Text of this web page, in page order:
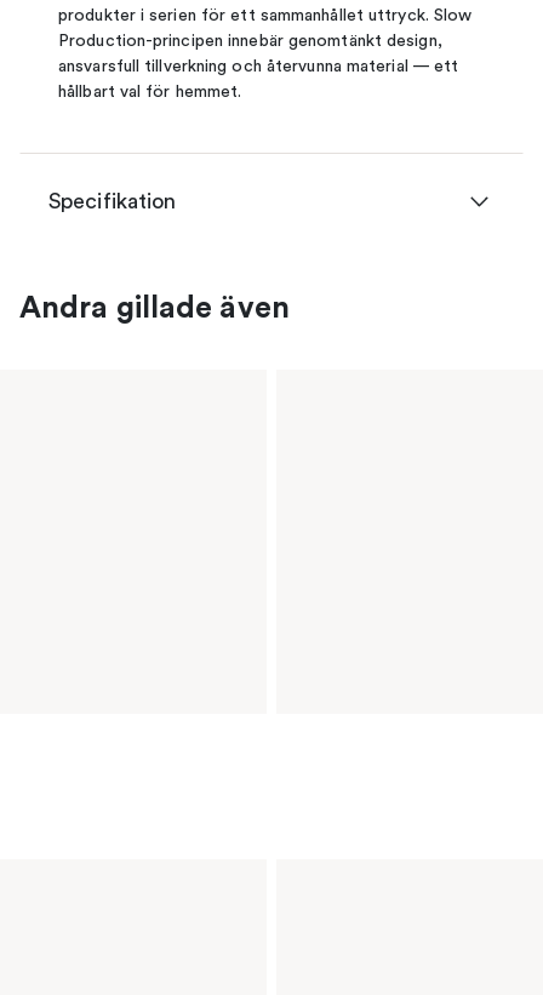
produkter i serien för ett sammanhållet uttryck. Slow
Production-principen innebär genomtänkt design,
ansvarsfull tillverkning och återvunna material — ett
hållbart val för hemmet.
Specifikation
Andra gillade även